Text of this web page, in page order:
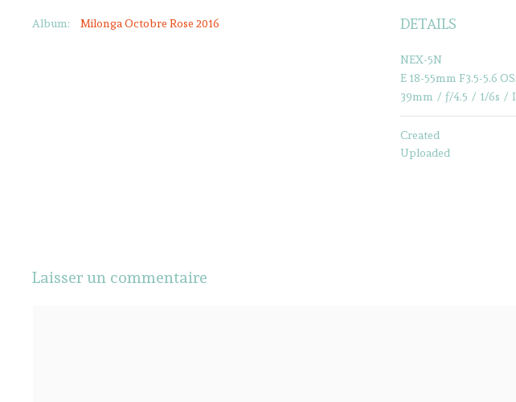
Album: Milonga Octobre Rose 2016 DETAILS
NEX-5N
E 18-55mm F3.5-5.6
39mm / ƒ/4.5 / 1/6s /
Created
Uploaded
Laisser un commentaire